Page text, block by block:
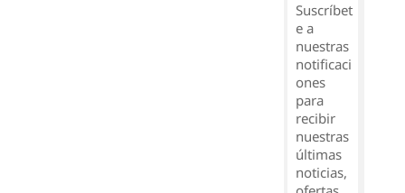
Suscríbet
e a
nuestras
notificaci
ones
para
recibir
nuestras
últimas
noticias,